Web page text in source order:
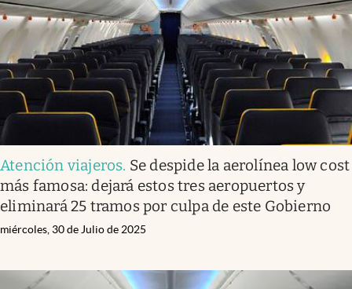
Atención viajeros. Se despide la aerolínea low cost
más famosa: dejará estos tres aeropuertos y
eliminará 25 tramos por culpa de este Gobierno
miércoles, 30 de Julio de 2025